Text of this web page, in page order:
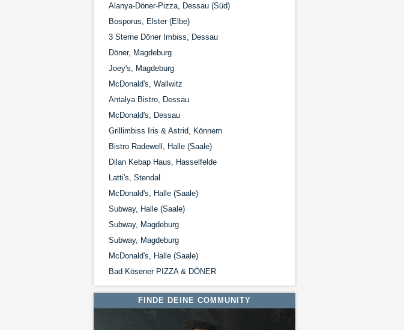
Alanya-Döner-Pizza, Dessau (Süd)
Bosporus, Elster (Elbe)
3 Sterne Döner Imbiss, Dessau
Döner, Magdeburg
Joey's, Magdeburg
McDonald's, Wallwitz
Antalya Bistro, Dessau
McDonald's, Dessau
Grillimbiss Iris & Astrid, Könnern
Bistro Radewell, Halle (Saale)
Dilan Kebap Haus, Hasselfelde
Latti's, Stendal
McDonald's, Halle (Saale)
Subway, Halle (Saale)
Subway, Magdeburg
Subway, Magdeburg
McDonald's, Halle (Saale)
Bad Kösener PIZZA & DÖNER
FINDE DEINE COMMUNITY